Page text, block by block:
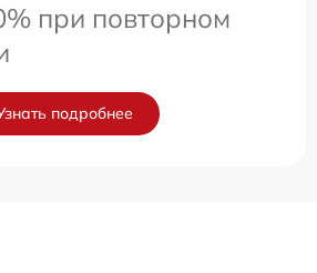
при повторном
подробнее